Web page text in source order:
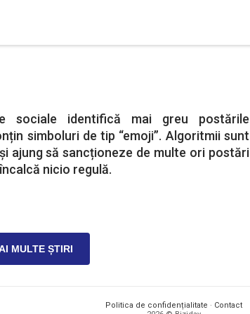
sociale identifică mai greu postările
simboluri de tip “emoji”. Algoritmii sunt
ajung să sancționeze de multe ori postări
nicio regulă.
MULTE ȘTIRI
Politica de confidențialitate · Contact